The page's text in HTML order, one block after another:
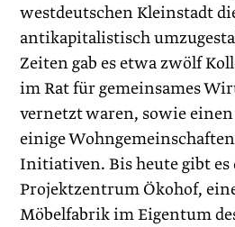
westdeutschen Kleinstadt
antikapitalistisch
Zeiten gab es etwa zwölf
im Rat für gemeinsames
vernetzt waren, sowie
einige
Initiativen. Bis heute gibt es
Projektzentrum Ökohof,
Möbelfabrik im Eigentum